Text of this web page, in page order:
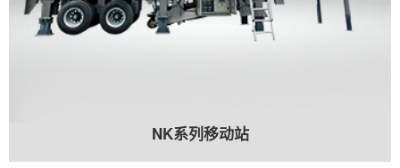
NK系列移动站